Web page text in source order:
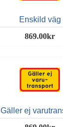
Enskild väg
869.00kr
Gäller ej